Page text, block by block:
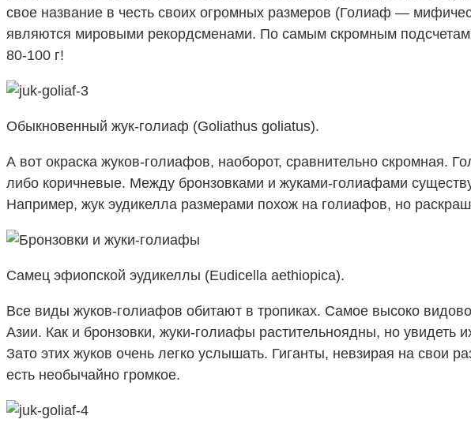
свое название в честь своих огромных размеров (Голиаф —
являются мировыми рекордсменами. По самым скромным подсчетам
80-100 г!
Обыкновенный жук-голиаф (Goliathus goliatus).
А вот окраска жуков-голиафов, наоборот, сравнительно скромная.
либо коричневые. Между бронзовками и жуками-голиафами
Например, жук эудикелла размерами похож на голиафов, но
Самец эфиопской эудикеллы (Eudicella aethiopica).
Все виды жуков-голиафов обитают в тропиках. Самое высоко
Азии. Как и бронзовки, жуки-голиафы растительноядны, но
Зато этих жуков очень легко услышать. Гиганты, невзирая на свои
есть необычайно громкое.